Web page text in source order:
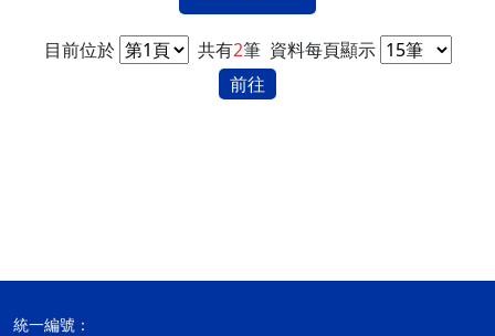
目前位於 共有2筆 資料每頁顯示
前往
統一編號：